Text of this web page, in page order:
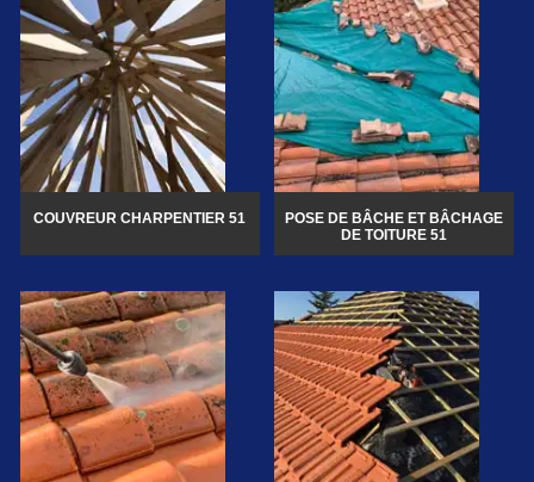
COUVREUR CHARPENTIER 51
POSE DE BÂCHE ET BÂCHAGE
DE TOITURE 51